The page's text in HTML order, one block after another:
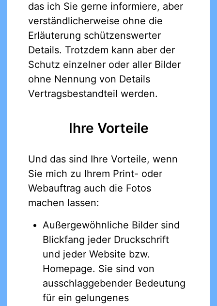
das ich Sie gerne informiere, aber
verständlicherweise ohne die
Erläuterung schützenswerter
Details. Trotzdem kann aber der
Schutz einzelner oder aller Bilder
ohne Nennung von Details
Vertragsbestandteil werden.
Ihre Vorteile
Und das sind Ihre Vorteile, wenn
Sie mich zu Ihrem Print- oder
Webauftrag auch die Fotos
machen lassen:
Außergewöhnliche Bilder sind
Blickfang jeder Druckschrift
und jeder Website bzw.
Homepage. Sie sind von
ausschlaggebender Bedeutung
für ein gelungenes